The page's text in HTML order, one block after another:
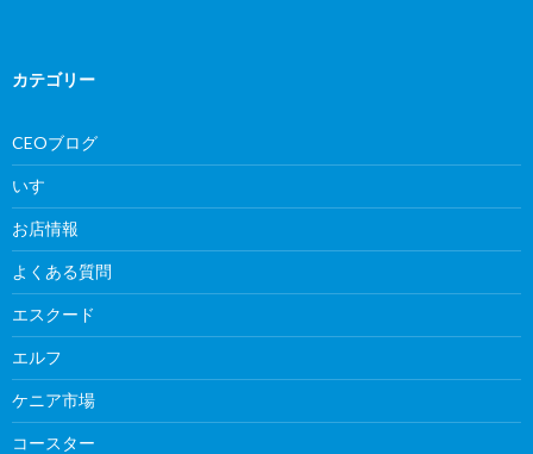
カテゴリー
CEOブログ
いすゞ
お店情報
よくある質問
エスクード
エルフ
ケニア市場
コースター